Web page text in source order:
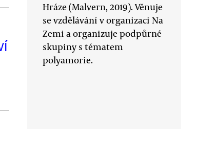
Hráze (Malvern, 2019). Věnuje
se vzdělávání v organizaci Na
Zemi a organizuje podpůrné
skupiny s tématem
polyamorie.